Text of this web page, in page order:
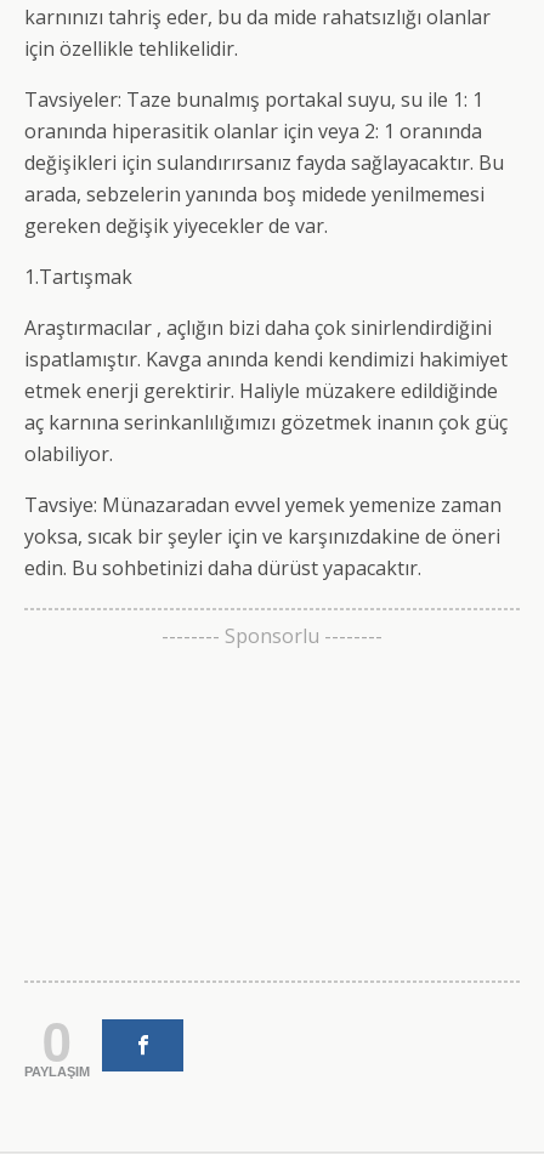
karnınızı tahriş eder, bu da mide rahatsızlığı olanlar
için özellikle tehlikelidir.
Tavsiyeler: Taze bunalmış portakal suyu, su ile 1: 1
oranında hiperasitik olanlar için veya 2: 1 oranında
değişikleri için sulandırırsanız fayda sağlayacaktır. Bu
arada, sebzelerin yanında boş midede yenilmemesi
gereken değişik yiyecekler de var.
1.Tartışmak
Araştırmacılar , açlığın bizi daha çok sinirlendirdiğini
ispatlamıştır. Kavga anında kendi kendimizi hakimiyet
etmek enerji gerektirir. Haliyle müzakere edildiğinde
aç karnına serinkanlılığımızı gözetmek inanın çok güç
olabiliyor.
Tavsiye: Münazaradan evvel yemek yemenize zaman
yoksa, sıcak bir şeyler için ve karşınızdakine de öneri
edin. Bu sohbetinizi daha dürüst yapacaktır.
-------- Sponsorlu --------
0
PAYLAŞIM